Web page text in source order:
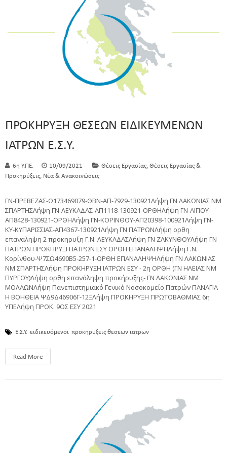
ΠPOKHPYΞH ΘΕΣΕΩΝ ΕΙΔΙΚΕΥΜΕΝΩΝ
IATPΩN E.Σ.Y.
6η Υ.ΠΕ. 10/09/2021 Θέσεις Εργασίας, Θέσεις Εργασίας &
Προκηρύξεις, Νέα & Ανακοινώσεις
ΓΝ-ΠΡΕΒΕΖΑΣ-Ω173469079-ΘΒΝ-ΑΠ-7929-130921Λήψη ΓΝ ΛΑΚΩΝΙΑΣ ΝΜ
ΣΠΑΡΤΗΣΛήψη ΓΝ-ΛΕΥΚΑΔΑΣ-ΑΠ1118-130921-ΟΡΘΗΛήψη ΓΝ-ΑΙΓΙΟΥ-
ΑΠ8428-130921-ΟΡΘΗΛήψη ΓΝ-ΚΟΡΙΝΘΟΥ-ΑΠ20398-100921Λήψη ΓΝ-
ΚΥ-ΚΥΠΑΡΙΣΣΙΑΣ-ΑΠ4367-130921Λήψη ΓΝ ΠΑΤΡΩΝΛήψη ορθη
επαναληψη 2 προκηρυξη Γ.Ν. ΛΕΥΚΑΔΑΣΛήψη ΓΝ ΖΑΚΥΝΘΟΥΛήψη ΓΝ
ΠΑΤΡΩΝ ΠΡΟΚΗΡΥΞΗ ΙΑΤΡΩΝ ΕΣΥ ΟΡΘΗ ΕΠΑΝΑΛΗΨΗΛήψη Γ.Ν.
Κορίνθου-Ψ7ΣΩ4690Β5-257-1-ΟΡΘΗ ΕΠΑΝΑΛΗΨΗΛήψη ΓΝ ΛΑΚΩΝΙΑΣ
ΝΜ ΣΠΑΡΤΗΣΛήψη ΠΡΟΚΗΡΥΞΗ ΙΑΤΡΩΝ ΕΣΥ - 2η ΟΡΘΗ (ΓΝ ΗΛΕΙΑΣ ΝΜ
ΠΥΡΓΟΥ)Λήψη ορθη επανάληψη προκήρυξης- ΓΝ ΛΑΚΩΝΙΑΣ ΝΜ
ΜΟΛΑΩΝΛήψη Πανεπιστημιακό Γενικό Νοσοκομείο Πατρών ΠΑΝΑΓΙΑ
Η ΒΟΗΘΕΙΑ ΨΔ9Δ46906Γ-12ΞΛήψη ΠΡΟΚΗΡΥΞΗ ΠΡΩΤΟΒΑΘΜΙΑΣ 6η
ΥΠΕΛήψη ΠΡΟΚ. 9ΟΣ ΕΣΥ 2021
Ε.Σ.Υ. ειδικευόμενοι προκηρυξεις θεσεων ιατρων
Read More